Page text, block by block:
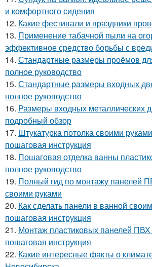
и комфортного сидения
12. Какие фестивали и праздники
13. Применение табачной пыли на
эффективное средство борьбы с
14. Стандартные размеры проёмов
полное руководство
15. Стандартные размеры входных
полное руководство
16. Размеры входных металлических
подробный обзор
17. Штукатурка потолка своими
пошаговая инструкция
18. Пошаговая отделка ванны
полное руководство
19. Полный гид по монтажу панелей
своими руками
20. Как сделать панели в ванной
пошаговая инструкция
21. Монтаж пластиковых панелей ПВХ
пошаговая инструкция
22. Какие интересные факты о